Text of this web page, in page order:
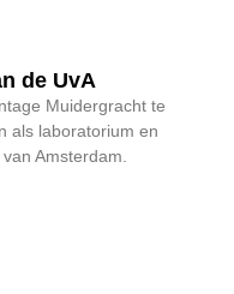
de UvA
Muidergracht te
als laboratorium en
Amsterdam.